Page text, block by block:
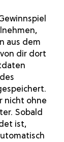
aus dem
dir dort
nicht ohne
Sobald
ist,